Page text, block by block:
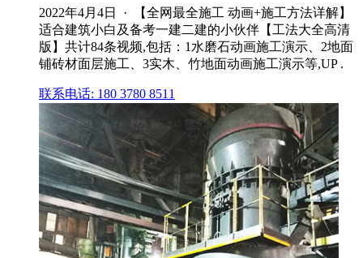
2022年4月4日 · 【全网最全施工 动画+施工方法详解】
适合建筑小白及备考一建二建的小伙伴【工法大全高清
版】共计84条视频,包括：1水磨石动画施工演示、2地面
铺砖材面层施工、3实木、竹地面动画施工演示等,UP .
联系电话: 180 3780 8511